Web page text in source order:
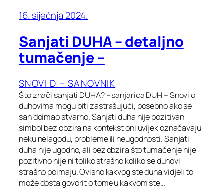
16. siječnja 2024.
Sanjati DUHA – detaljno
tumačenje –
SNOVI D – SANOVNIK
Što znači sanjati DUHA? – sanjarica DUH – Snovi o
duhovima mogu biti zastrašujući, posebno ako se
san doimao stvarno. Sanjati duha nije pozitivan
simbol bez obzira na kontekst oni uvijek označavaju
neku nelagodu, probleme ili neugodnosti. Sanjati
duha nije ugodno, ali bez obzira što tumačenje nije
pozitivno nije ni toliko strašno koliko se duhovi
strašno poimaju. Ovisno kakvog ste duha vidjeli to
može dosta govorit o tome u kakvom ste…